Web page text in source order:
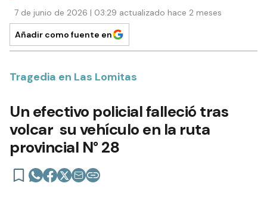
7 de junio de 2026 | 03:29 actualizado hace 2 meses
Añadir como fuente en
Tragedia en Las Lomitas
Un efectivo policial falleció tras
volcar su vehículo en la ruta
provincial N° 28